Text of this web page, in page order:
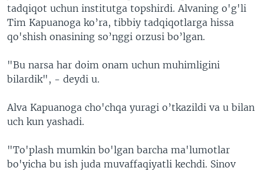
tadqiqot uchun institutga topshirdi. Alvaning o'g'li
Tim Kapuanoga ko’ra, tibbiy tadqiqotlarga hissa
qo'shish onasining so’nggi orzusi bo’lgan.
"Bu narsa har doim onam uchun muhimligini
bilardik", - deydi u.
Alva Kapuanoga cho'chqa yuragi o’tkazildi va u bilan
uch kun yashadi.
"To'plash mumkin bo'lgan barcha ma'lumotlar
bo'yicha bu ish juda muvaffaqiyatli kechdi. Sinov